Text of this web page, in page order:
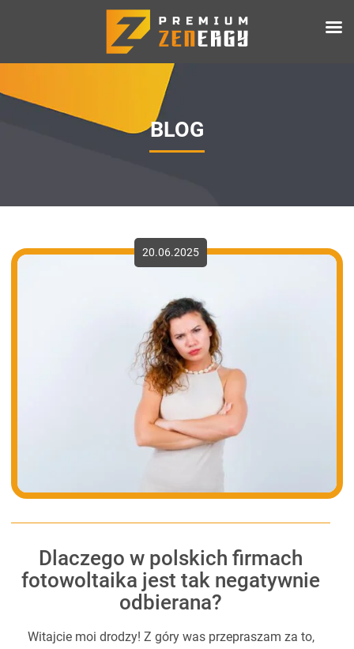
BLOG
20.06.2025
Dlaczego w polskich firmach
fotowoltaika jest tak negatywnie
odbierana?
Witajcie moi drodzy! Z góry was przepraszam za to,